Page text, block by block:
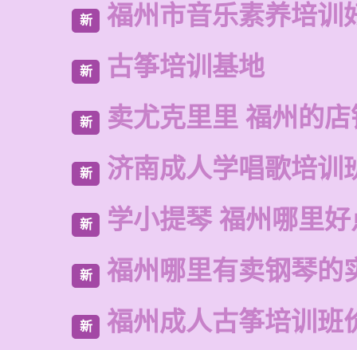
新 福州市音乐素养培训
新 古筝培训基地
新 卖尤克里里 福州的
新 济南成人学唱歌培训
新 学小提琴 福州哪里
新 福州哪里有卖钢琴的
新 福州成人古筝培训班